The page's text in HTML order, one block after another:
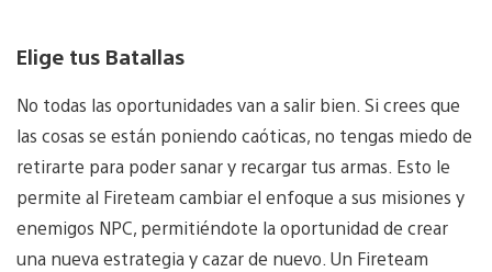
Elige tus Batallas
No todas las oportunidades van a salir bien. Si crees que
las cosas se están poniendo caóticas, no tengas miedo de
retirarte para poder sanar y recargar tus armas. Esto le
permite al Fireteam cambiar el enfoque a sus misiones y
enemigos NPC, permitiéndote la oportunidad de crear
una nueva estrategia y cazar de nuevo. Un Fireteam